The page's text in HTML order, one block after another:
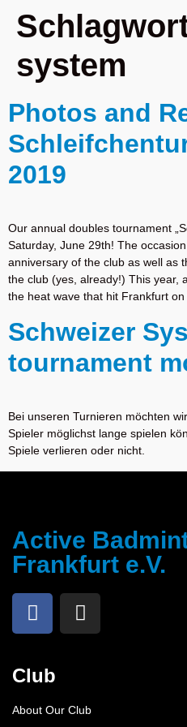
system
Photos and
2019
Our annual doubles tournament
Saturday, June 29th! The
anniversary of the club as well as
the club (yes, already!) This year,
the heat wave that hit Frankfurt
Schweizer
tournament
Bei unseren Turnieren möchten
Spieler möglichst lange spielen
Spiele verlieren oder nicht.
Active
Frankfurt e.V.
Club
About Our Club